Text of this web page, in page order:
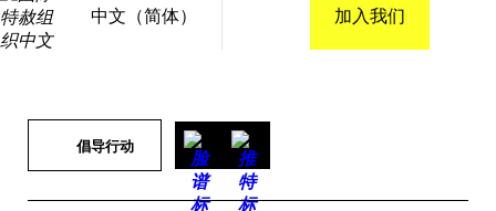
中文（简体） 加入我们
倡导行动